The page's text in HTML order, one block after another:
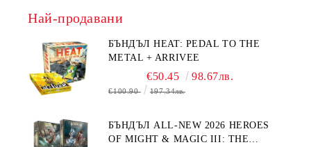
Най-продавани
БЪНДЪЛ HEAT: PEDAL TO THE
METAL + ARRIVEE
€50.45 98.67лв.
€100.90 197.34лв.
БЪНДЪЛ ALL-NEW 2026 HEROES
OF MIGHT & MAGIC III: THE